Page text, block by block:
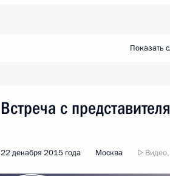
Показать
Встреча с
22 декабря 2015 года Москва